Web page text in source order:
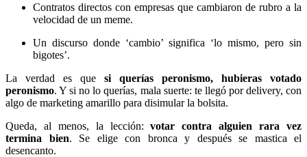
Contratos directos con empresas que cambiaron de rubro a la
velocidad de un meme.
Un discurso donde ‘cambio’ significa ‘lo mismo, pero sin
bigotes’.
La verdad es que si querías peronismo, hubieras votado
peronismo. Y si no lo querías, mala suerte: te llegó por delivery, con
algo de marketing amarillo para disimular la bolsita.
Queda, al menos, la lección:votar contra alguien rara vez
termina bien. Se elige con bronca y después se mastica el
desencanto.